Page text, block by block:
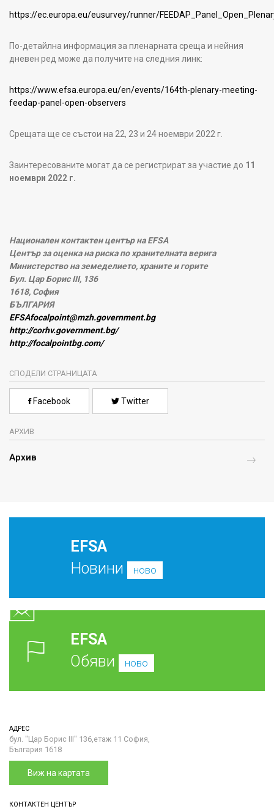
https://ec.europa.eu/eusurvey/runner/
По-детайлна информация за пленарната среща и нейния
дневен ред може да получите на следния линк:
https://www.efsa.europa.eu/en/events/164th-plenary-meeting-
feedap-panel-open-observers
Срещата ще се състои на 22, 23 и 24 ноември 2022 г.
Заинтересованите могат да се регистрират за участие до 11
ноември 2022 г.
Национален контактен център на EFSA
Център за оценка на риска по хранителната верига
Министерство на земеделието, храните и горите
Бул. Цар Борис III, 136
1618, София
БЪЛГАРИЯ
EFSAfocalpoint@mzh.government.bg
http://corhv.government.bg/
http://focalpointbg.com/
СПОДЕЛИ СТРАНИЦАТА
Facebook Twitter
АРХИВ
Архив
EFSA
Новини
ново
EFSA
Обяви
ново
АДРЕС
бул. "Цар Борис III" 136,етаж 11 София,
България 1618
Виж на картата
КОНТАКТЕН ЦЕНТЪР